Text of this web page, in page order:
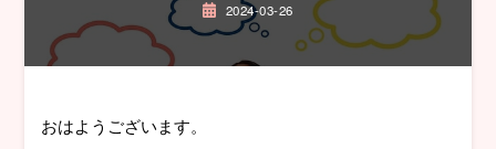
2024-03-26
おはようございます。